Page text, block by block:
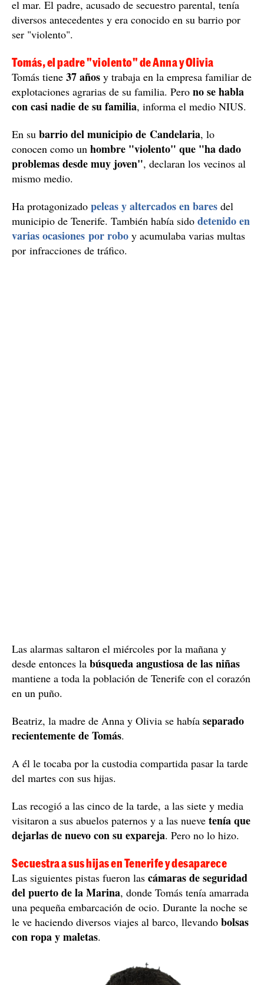
el mar. El padre, acusado de secuestro parental, tenía
diversos antecedentes y era conocido en su barrio por
ser "violento".
Tomás, el padre "violento" de Anna y Olivia
Tomás tiene 37 años y trabaja en la empresa familiar de
explotaciones agrarias de su familia. Pero no se habla
con casi nadie de su familia, informa el medio NIUS.
En su barrio del municipio de Candelaria, lo
conocen como un hombre "violento" que "ha dado
problemas desde muy joven", declaran los vecinos al
mismo medio.
Ha protagonizado peleas y altercados en bares del
municipio de Tenerife. También había sido detenido en
varias ocasiones por robo y acumulaba varias multas
por infracciones de tráfico.
Las alarmas saltaron el miércoles por la mañana y
desde entonces la búsqueda angustiosa de las niñas
mantiene a toda la población de Tenerife con el corazón
en un puño.
Beatriz, la madre de Anna y Olivia se había separado
recientemente de Tomás.
A él le tocaba por la custodia compartida pasar la tarde
del martes con sus hijas.
Las recogió a las cinco de la tarde, a las siete y media
visitaron a sus abuelos paternos y a las nueve tenía que
dejarlas de nuevo con su expareja. Pero no lo hizo.
Secuestra a sus hijas en Tenerife y desaparece
Las siguientes pistas fueron las cámaras de seguridad
del puerto de la Marina, donde Tomás tenía amarrada
una pequeña embarcación de ocio. Durante la noche se
le ve haciendo diversos viajes al barco, llevando bolsas
con ropa y maletas.